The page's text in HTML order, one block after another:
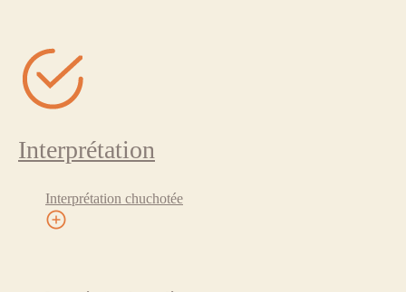
Interprétation
Interprétation chuchotée